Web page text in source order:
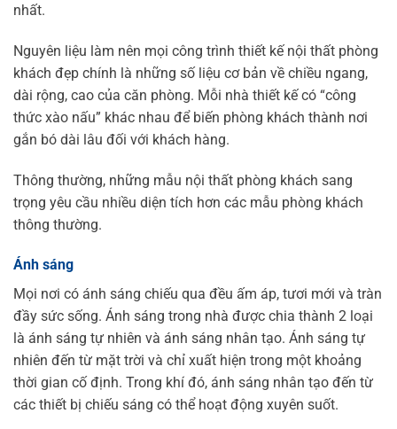
nhất.
Nguyên liệu làm nên mọi công trình thiết kế nội thất phòng
khách đẹp chính là những số liệu cơ bản về chiều ngang,
dài rộng, cao của căn phòng. Mỗi nhà thiết kế có “công
thức xào nấu” khác nhau để biến phòng khách thành nơi
gắn bó dài lâu đối với khách hàng.
Thông thường, những mẫu nội thất phòng khách sang
trọng yêu cầu nhiều diện tích hơn các mẫu phòng khách
thông thường.
Ánh sáng
Mọi nơi có ánh sáng chiếu qua đều ấm áp, tươi mới và tràn
đầy sức sống. Ánh sáng trong nhà được chia thành 2 loại
là ánh sáng tự nhiên và ánh sáng nhân tạo. Ánh sáng tự
nhiên đến từ mặt trời và chỉ xuất hiện trong một khoảng
thời gian cố định. Trong khí đó, ánh sáng nhân tạo đến từ
các thiết bị chiếu sáng có thể hoạt động xuyên suốt.